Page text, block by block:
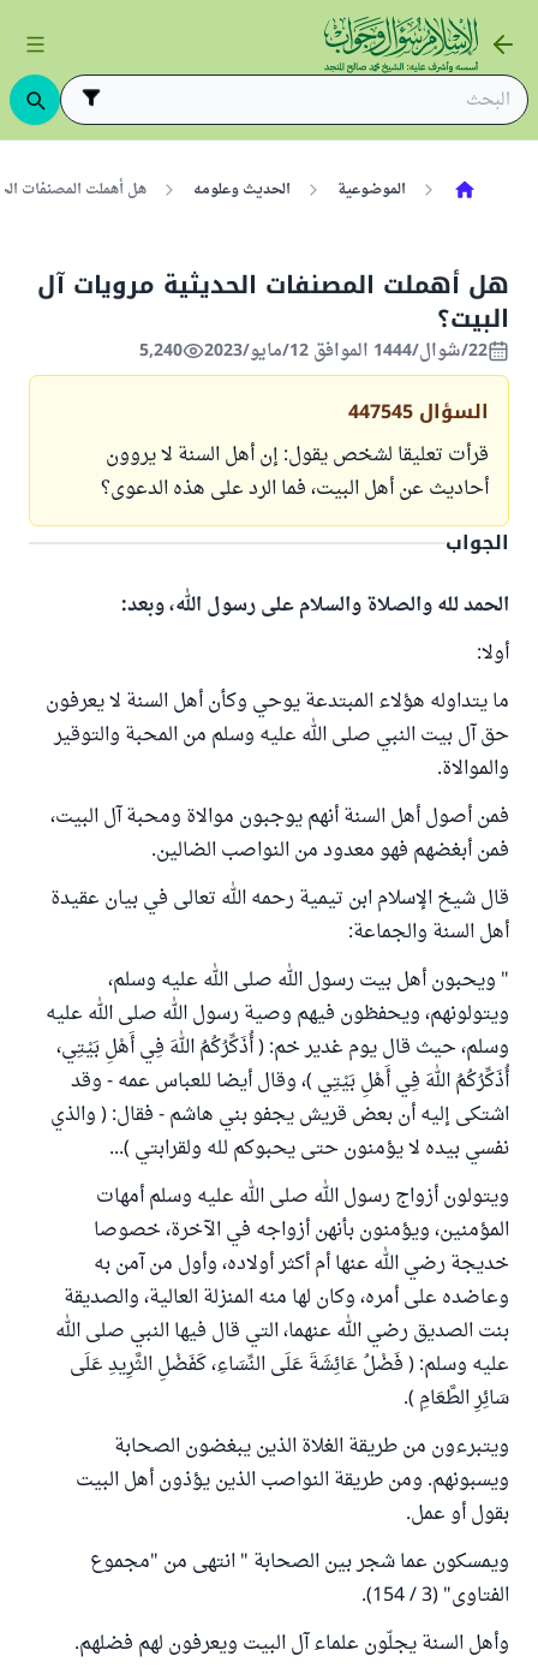
الموضوعية الحديث وعلومه هل أهملت المصنفات
هل أهملت المصنفات الحديثية مرويات آل
البيت؟
22/شوال/1444 الموافق 12/مايو/2023 5,240
السؤال 447545
قرأت تعليقا لشخص يقول: إن أهل السنة لا يروون
أحاديث عن أهل البيت، فما الرد على هذه الدعوى؟
الجواب
الحمد لله والصلاة والسلام على رسول الله، وبعد:
أولا:
ما يتداوله هؤلاء المبتدعة يوحي وكأن أهل السنة لا يعرفون
حق آل بيت النبي صلى الله عليه وسلم من المحبة والتوقير
والموالاة.
فمن أصول أهل السنة أنهم يوجبون موالاة ومحبة آل البيت،
فمن أبغضهم فهو معدود من النواصب الضالين.
قال شيخ الإسلام ابن تيمية رحمه الله تعالى في بيان عقيدة
أهل السنة والجماعة:
" ويحبون أهل بيت رسول الله صلى الله عليه وسلم،
ويتولونهم، ويحفظون فيهم وصية رسول الله صلى الله عليه
وسلم، حيث قال يوم غدير خم: ( ‌أُذَكِّرُكُمُ ‌اللهَ ‌فِي ‌أَهْلِ ‌بَيْتِي،
‌أُذَكِّرُكُمُ ‌اللهَ ‌فِي ‌أَهْلِ ‌بَيْتِي )، وقال أيضا للعباس عمه - وقد
اشتكى إليه أن بعض قريش يجفو بني هاشم - فقال: ( والذي
نفسي بيده لا يؤمنون حتى يحبوكم لله ولقرابتي )...
ويتولون أزواج رسول الله صلى الله عليه وسلم أمهات
المؤمنين، ويؤمنون بأنهن أزواجه في الآخرة، خصوصا
خديجة رضي الله عنها أم أكثر أولاده، وأول من آمن به
وعاضده على أمره، وكان لها منه المنزلة العالية، والصديقة
بنت الصديق رضي الله عنهما، التي قال فيها النبي صلى الله
عليه وسلم: ( فَضْلُ ‌عَائِشَةَ ‌عَلَى ‌النِّسَاءِ، كَفَضْلِ الثَّرِيدِ عَلَى
سَائِرِ الطَّعَامِ ).
ويتبرءون من طريقة الغلاة الذين يبغضون الصحابة
ويسبونهم. ومن ‌طريقة ‌النواصب الذين يؤذون أهل البيت
بقول أو عمل.
ويمسكون عما شجر بين الصحابة " انتهى من "مجموع
الفتاوى" (3 / 154).
وأهل السنة يجلّون علماء آل البيت ويعرفون لهم فضلهم.